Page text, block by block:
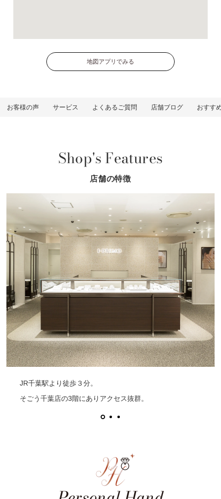
地図アプリでみる
お客様の声 サービス よくあるご質問 店舗ブログ おすす
Shop's Features
店舗の特徴
JR千葉駅より徒歩３分。
そごう千葉店の3階にありアクセス抜群。